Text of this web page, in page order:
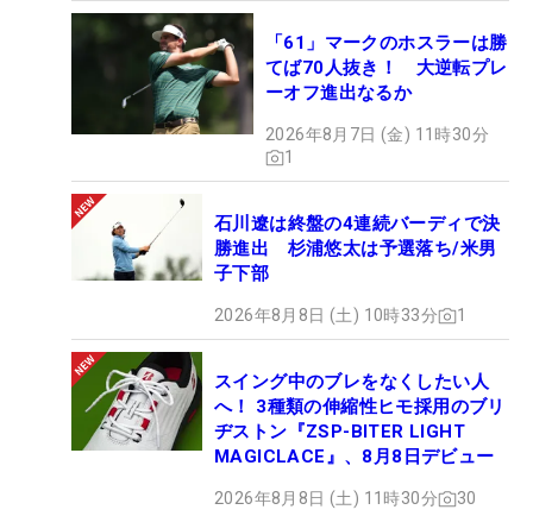
「61」マークのホスラーは勝
てば70人抜き！ 大逆転プレ
ーオフ進出なるか
2026年8月7日 (金) 11時30分
1
石川遼は終盤の4連続バーディで決
勝進出 杉浦悠太は予選落ち/米男
子下部
2026年8月8日 (土) 10時33分 1
スイング中のブレをなくしたい人
へ！ 3種類の伸縮性ヒモ採用のブリ
ヂストン『ZSP-BITER LIGHT
MAGICLACE』、8月8日デビュー
2026年8月8日 (土) 11時30分 30